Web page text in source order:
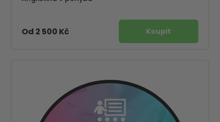
Od 2 500 Kč